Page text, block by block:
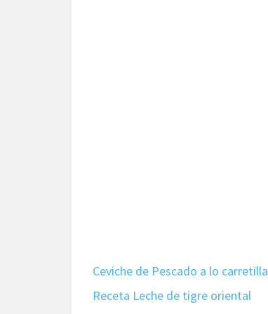
Ceviche de Pescado a lo carretilla
Receta Leche de tigre oriental